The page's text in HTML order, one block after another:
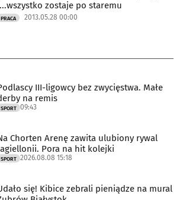
zostaje po staremu
PRACA 2013.05.28 00:00
III-ligowcy bez zwycięstwa. Małe
na remis
SPORT 09:43
Chorten Arenę zawita ulubiony rywal
Pora na hit kolejki
SPORT 2026.08.08 15:18
się! Kibice zebrali pieniądze na mural